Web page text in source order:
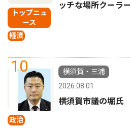
トップニュ
ース
経済
ッチな場所クーラ
10
政治
横須賀・三浦
2026.08.01
横須賀市議の堀氏